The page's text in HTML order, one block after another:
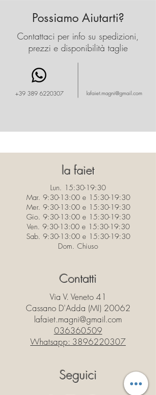
spallaccio regolabile e oferata
all'interno.
serale.
Misure: altezza di 13 cm,
larghezza di 7 cm e lunghezza
di 18 cm
Possiamo Aiutarti?
Contattaci per info su spedizioni,
prezzi e disponibilità taglie
+39 389 6220307 lafaiet.magni@gmail.com
la faiet
Lun. 15:30-19:30
Mar. 9:30-13:00 e 15:30-19:30
Mer. 9:30-13:00 e 15:30-19:30
Gio. 9:30-13:00 e 15:30-19:30
Ven. 9:30-13:00 e 15:30-19:30
Sab. 9:30-13:00 e 15:30-19:30
Dom. Chiuso
Contatti
Via V. Veneto 41
Cassano D'Adda (MI) 20062
lafaiet.magni@gmail.com
036360509
Whatsapp: 3896220307
Seguici